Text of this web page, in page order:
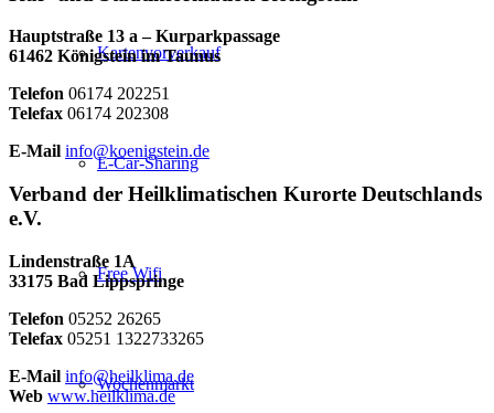
Kartenvorverkauf
E-Car-Sharing
Free Wifi
Wochenmarkt
Hauptstraße 13 a – Kurparkpassage
61462 Königstein im Taunus
Telefon 06174 202251
Telefax 06174 202308
E-Mail info@koenigstein.de
Verband der Heilklimatischen Kurorte Deutschlands
e.V.
Lindenstraße 1A
33175 Bad Lippspringe
Telefon 05252 26265
Telefax 05251 1322733265
E-Mail info@heilklima.de
Web www.heilklima.de